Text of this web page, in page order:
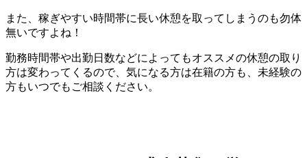
また、稼ぎやすい時間帯に長い休憩を取ってしまうのも勿体
無いですよね！
勤務時間帯や出勤日数などによってもオススメの休憩の取り
方は変わってくるので、気になる方は在籍の方も、未経験の
方もいつでもご相談ください。